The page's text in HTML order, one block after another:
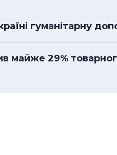
гуманітарну
майже 29%